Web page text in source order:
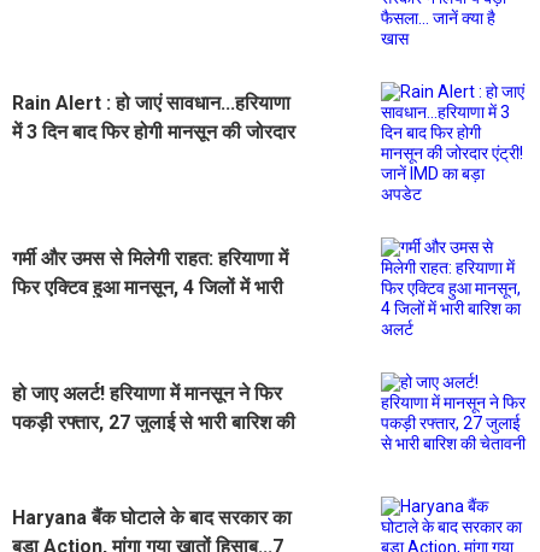
Rain Alert : हो जाएं सावधान...हरियाणा
में 3 दिन बाद फिर होगी मानसून की जोरदार
गर्मी और उमस से मिलेगी राहत: हरियाणा में
फिर एक्टिव हुआ मानसून, 4 जिलों में भारी
हो जाए अलर्ट! हरियाणा में मानसून ने फिर
पकड़ी रफ्तार, 27 जुलाई से भारी बारिश की
Haryana बैंक घोटाले के बाद सरकार का
बड़ा Action, मांगा गया खातों हिसाब...7